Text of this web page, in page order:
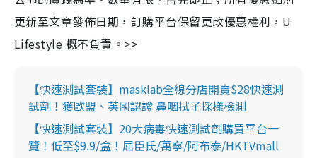
更新至文章發佈日期，訂購平台保留更改優惠權利，U
Lifestyle 概不負責。>>
【快速測試套裝】masklab全線分店開賣$28快速測
試劑！獲歐盟、英國認證 鼻咽拭子採樣檢測
【快速測試套裝】20大病毒快速測試劑購買平台一
覽！低至$9.9/盒！屈臣氏/萬寧/阿布泰/HKTVmall